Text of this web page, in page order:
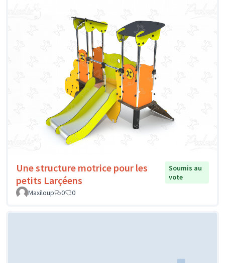
Une structure motrice pour les
petits Larçéens
Soumis au
vote
Maxiloup
0 0